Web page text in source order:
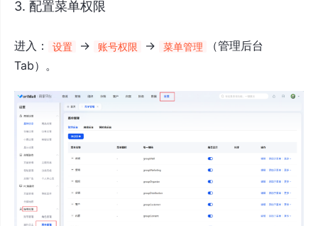
3. 配置菜单权限
进入： 设置 → 账号权限 → 菜单管理
（管理后台
Tab）。